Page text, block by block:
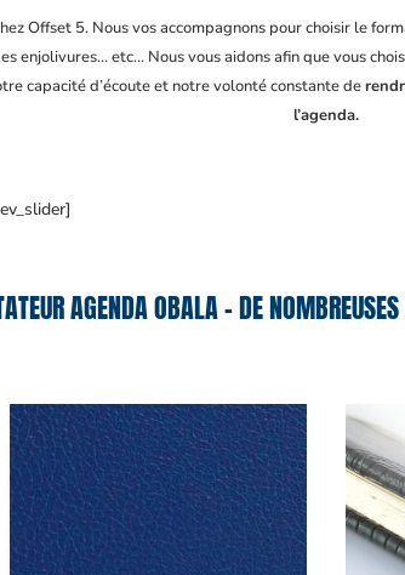
Offset 5. Nous vos accompagnons pour choisir le
enjolivures… etc… Nous vous aidons afin que vous
capacité d’écoute et notre volonté constante de
l’agenda.
AGENDA OBALA – DE